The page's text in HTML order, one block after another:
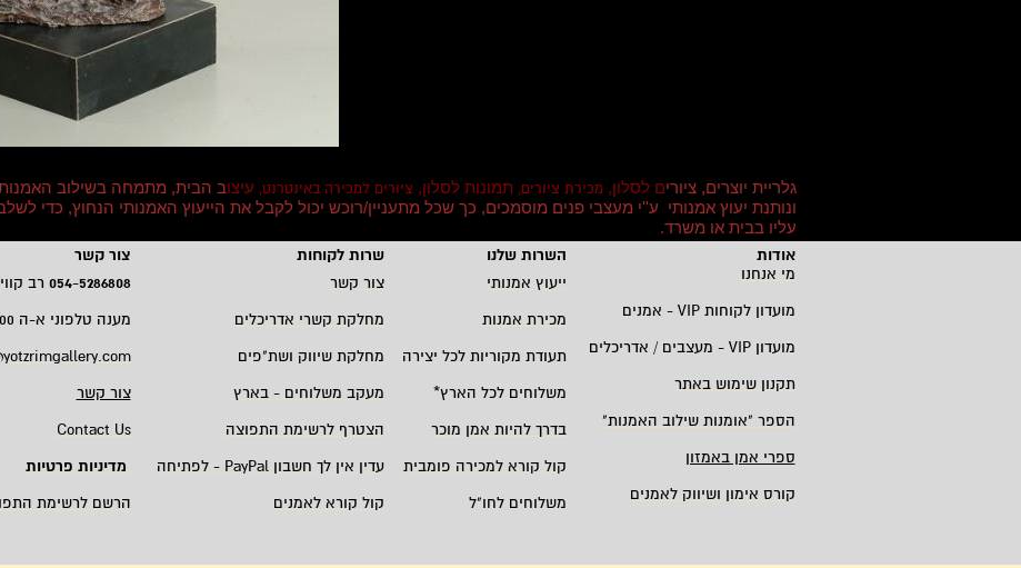
גלריית יוצרים, ציורים לסלון, מכירת ציורים, תמונות לסלון, ציורים למכירה באינטרנט, עיצוב הבית, מתמחה בשילוב
ונותנת יעוץ אמנותי ע''י מעצבי פנים מוסמכים, כך שכל מתעניין/רוכש יכול לקבל את הייעוץ האמנותי הנחוץ, כדי
עליו בבית או משרד.
אודות השרות שלנו שרות לקוחות צור קשר
מי אנחנו
ייעוץ אמנותי צור קשר 054-5286808 רב קווי
מועדון לקוחות VIP - אמנים מכירת אמנות מחלקת קשרי אדריכלים מענה טלפוני א-ה 19:00 - 9:00
מועדון VIP - מעצבים / אדריכלים תעודת מקוריות לכל יצירה מחלקת שיווק ושת"פים
תקנון שימוש באתר
משלוחים לכל הארץ* מעקב משלוחים - בארץ צור קשר
הספר "אומנות שילוב האמנות" בדרך להיות אמן מוכר הצטרף לרשימת התפוצה Contact Us
ספרי אמן באמזון
קול קורא למכירה פומבית עדין אין לך חשבון PayPal - לפתיחה מדיניות פרטיות
קורס אימון ושיווק לאמנים
משלוחים לחו"ל קול קורא לאמנים הרשם לרשימת